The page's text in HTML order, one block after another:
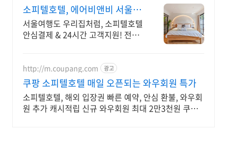
소피텔호텔, 에어비앤비 서울 감
성 스테이
서울여행도 우리집처럼, 소피텔호텔
안심결제 & 24시간 고객지원! 전용
http://m.coupang.com 광고
쿠팡 소피텔호텔 매일 오픈되는 와우회원 특가
소피텔호텔, 해외 입장권 빠른 예약, 안심 환불, 와우회
원 추가 캐시적립 신규 와우회원 최대 2만3천원 쿠폰